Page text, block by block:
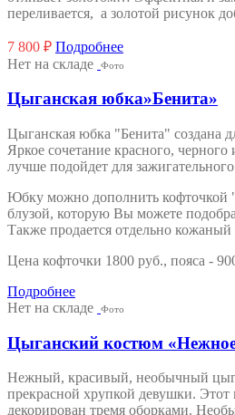
переливается, а золотой рисунок
7 800 ₽ Подробнее
Нет на складе
Фото
Цыганская юбка»Бенита»
Цыганская юбка "Бенита" создана
Яркое сочетание красного, черного
лучше подойдет для
Юбку можно дополнить кофточкой
блузой, которую Вы можете
Также продается отдельно кожаный
Цена кофточки 1800 руб., пояса -
Подробнее
Нет на складе
Фото
Цыганский костюм
Нежный, красивый, необычный
прекрасной хрупкой девушки. Этот
декорирован тремя оборками.